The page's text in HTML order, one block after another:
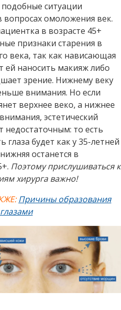
ситуации
вопросах омоложения век.
в возрасте 45+
признаки старения в
века, так как нависающая
ей наносить макияж либо
зрение. Нижнему веку
внимания. Но если
верхнее веко, а нижнее
эстетический
недостаточным: то есть
глаза будет как у 35-летней
останется в
Поэтому прислушиваться к
хирурга важно!
Причины образования